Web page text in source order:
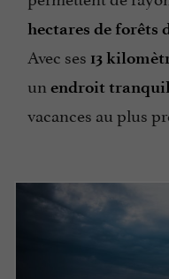
hectares de forêts
Avec ses 13
un endroit
vacances au plus